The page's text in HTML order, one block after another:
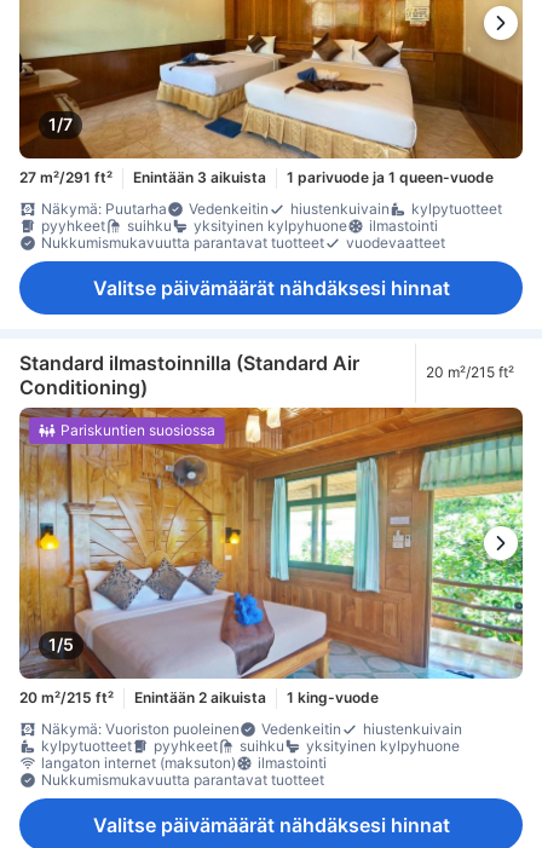
1/7
27 m²/291 ft² Enintään 3 aikuista
1 parivuode ja 1 queen-vuode
Näkymä: Puutarha
Vedenkeitin hiustenkuivain
kylpytuotteet
pyyhkeet
suihku yksityinen kylpyhuone
ilmastointi
Nukkumismukavuutta parantavat tuotteet
vuodevaatteet
Valitse päivämäärät nähdäksesi hinnat
Standard ilmastoinnilla (Standard Air
Conditioning)
20 m²/215 ft²
1/5
Pariskuntien suosiossa
20 m²/215 ft² Enintään 2 aikuista
1 king-vuode
Näkymä: Vuoriston puoleinen
Vedenkeitin
hiustenkuivain
kylpytuotteet
pyyhkeet suihku
yksityinen kylpyhuone
langaton internet (maksuton)
ilmastointi
Nukkumismukavuutta parantavat tuotteet
Valitse päivämäärät nähdäksesi hinnat